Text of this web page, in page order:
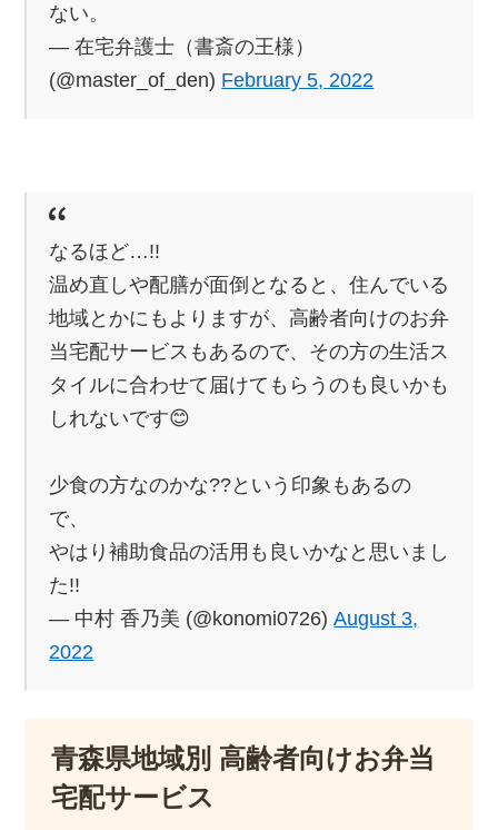
ない。
— 在宅弁護士（書斎の王様）
(@master_of_den) February 5, 2022
なるほど…!!
温め直しや配膳が面倒となると、住んでいる
地域とかにもよりますが、高齢者向けのお弁
当宅配サービスもあるので、その方の生活ス
タイルに合わせて届けてもらうのも良いかも
しれないです😊
少食の方なのかな??という印象もあるの
で、
やはり補助食品の活用も良いかなと思いまし
た!!
— 中村 香乃美 (@konomi0726)August 3,
2022
青森県地域別 高齢者向けお弁当
宅配サービス